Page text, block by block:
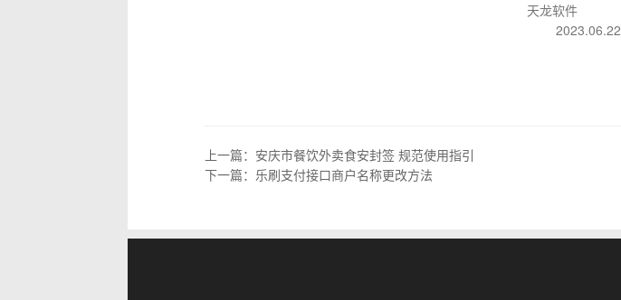
天龙软件
2023.06.22
上一篇： 安庆市餐饮外卖食安封签 规范使用指引
下一篇： 乐刷支付接口商户名称更改方法